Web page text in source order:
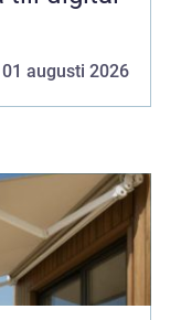
01 augusti 2026